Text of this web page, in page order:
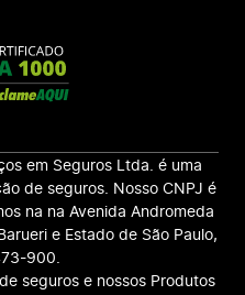
em Seguros Ltda. é uma
de seguros. Nosso CNPJ é
na na Avenida Andromeda
e Estado de São Paulo,
900.
seguros e nossos Produtos